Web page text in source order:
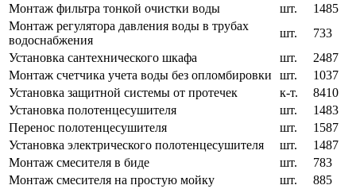
Монтаж фильтра тонкой очистки воды
шт.
1485
Монтаж регулятора давления воды в трубах
водоснабжения
шт.
733
Установка сантехнического шкафа
шт.
2487
Монтаж счетчика учета воды без опломбировки
шт.
1037
Установка защитной системы от протечек
к-т.
8410
Установка полотенцесушителя
шт.
1483
Перенос полотенцесушителя
шт.
1587
Установка электрического полотенцесушителя
шт.
1487
Монтаж смесителя в биде
шт.
783
Монтаж смесителя на простую мойку
шт.
885